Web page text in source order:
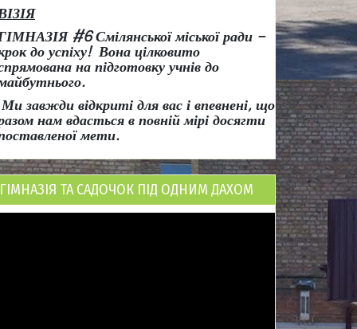
#6 Смілянської міської ради –
до успіху! Вона цілковито
на підготовку учнів до
Ми завжди відкриті для вас і впевнені, що
нам вдасться в повній мірі досягти
мети.
ГІМНАЗІЯ ТА САДОЧОК ПІД ОДНИМ ДАХОМ